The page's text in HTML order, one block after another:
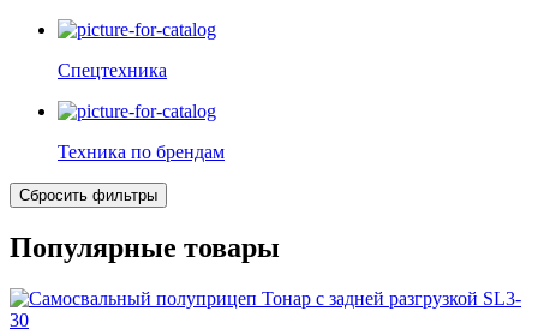
Спецтехника
Техника по брендам
Популярные товары